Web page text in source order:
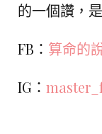
的一個讚，
FB： 算命的
IG：